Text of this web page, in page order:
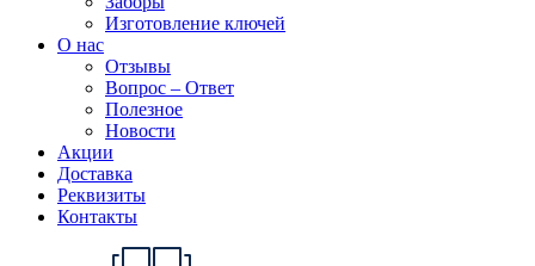
Изготовление ключей
О нас
Отзывы
Вопрос – Ответ
Полезное
Новости
Акции
Доставка
Реквизиты
Контакты